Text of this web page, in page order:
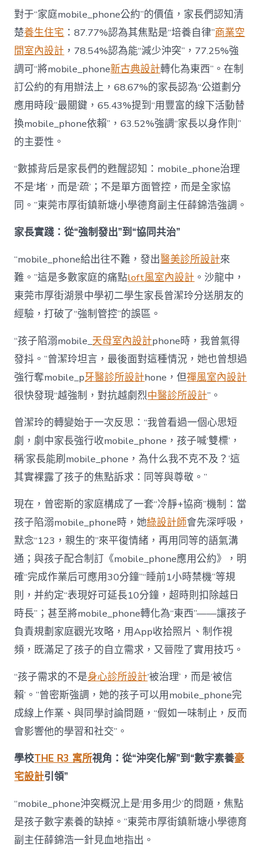
對于“家庭mobile_phone公約”的價值，家長們認知清
楚養生住宅 ：87.77%認為其焦點是“培養自律”商業空
間室內設計 ，78.54%認為能“減少沖突”，77.25%強
調可“將mobile_phone新古典設計轉化為東西”。在制
訂公約的有用辦法上，68.67%的家長認為“公道劃分
應用時段”最關鍵，65.43%提到“用豐富的線下活動替
換mobile_phone依賴”，63.52%強調“家長以身作則”
的主要性。
“數據背后是家長們的甦醒認知：mobile_phone治理
不是‘堵’，而是‘疏’；不是單方面管控，而是全家協
同。”東莞市厚街鎮新塘小學德育副主任薛錦浩強調。
家長實踐：從“強制發出”到“協同共治”
“mobile_phone給出往不難，發出醫美診所設計來
難。”這是多數家庭的痛點loft風室內設計 。沙龍中，
東莞市厚街湖景中學初二學生家長曾潔玲分送朋友的
經驗，打破了“強制管控”的誤區。
“孩子陷溺mobile_天母室內設計phone時，我曾氣得
發抖。”曾潔玲坦言，最後面對這種情況，她也曾想過
強行奪mobile_p牙醫診所設計hone，但禪風室內設計
很快發現“越強制，對抗越劇烈中醫診所設計”。
曾潔玲的轉變始于一次反思：“我曾看過一個心思短
劇，劇中家長強行收mobile_phone，孩子喊‘雙標’，
稱‘家長能刷mobile_phone，為什么我不克不及？’這
其實裸露了孩子的焦點訴求：同等與尊敬。”
現在，曾密斯的家庭構成了一套“冷靜+協商”機制：當
孩子陷溺mobile_phone時，她綠設計師會先深呼吸，
默念“123，親生的”來平復情緒，再用同等的語氣溝
通；與孩子配合制訂《mobile_phone應用公約》，明
確“完成作業后可應用30分鐘”“睡前1小時禁機”等規
則，并約定“表現好可延長10分鐘，超時則扣除越日
時長”；甚至將mobile_phone轉化為“東西”——讓孩子
負責規劃家庭觀光攻略，用App收拾照片、制作視
頻，既滿足了孩子的自立需求，又晉陞了實用技巧。
“孩子需求的不是身心診所設計‘被治理’，而是‘被信
賴’。”曾密斯強調，她的孩子可以用mobile_phone完
成線上作業、與同學討論問題，“假如一味制止，反而
會影響他的學習和社交”。
學校THE R3 寓所視角：從“沖突化解”到“數字素養豪
宅設計引領”
“mobile_phone沖突概況上是‘用多用少’的問題，焦點
是孩子數字素養的缺掉。”東莞市厚街鎮新塘小學德育
副主任薛錦浩一針見血地指出。